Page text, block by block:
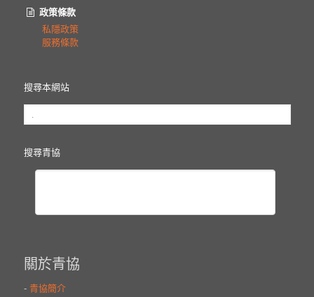
政策條款
私隱政策
服務條款
搜尋本網站
搜尋青協